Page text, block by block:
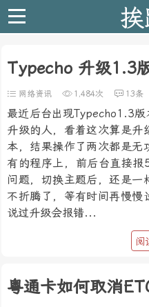
Typecho 升级1.3
网络资讯 1,484次 13条
最近后台出现Typecho1.3
升级的人，看着这次算是升
本，结果操作了两次都是无
有的程序上，前后台直接
问题，切换主题后，还是一
不折腾了，等有时间再慢慢
说过升级会报错...
阅
粤通卡如何取消